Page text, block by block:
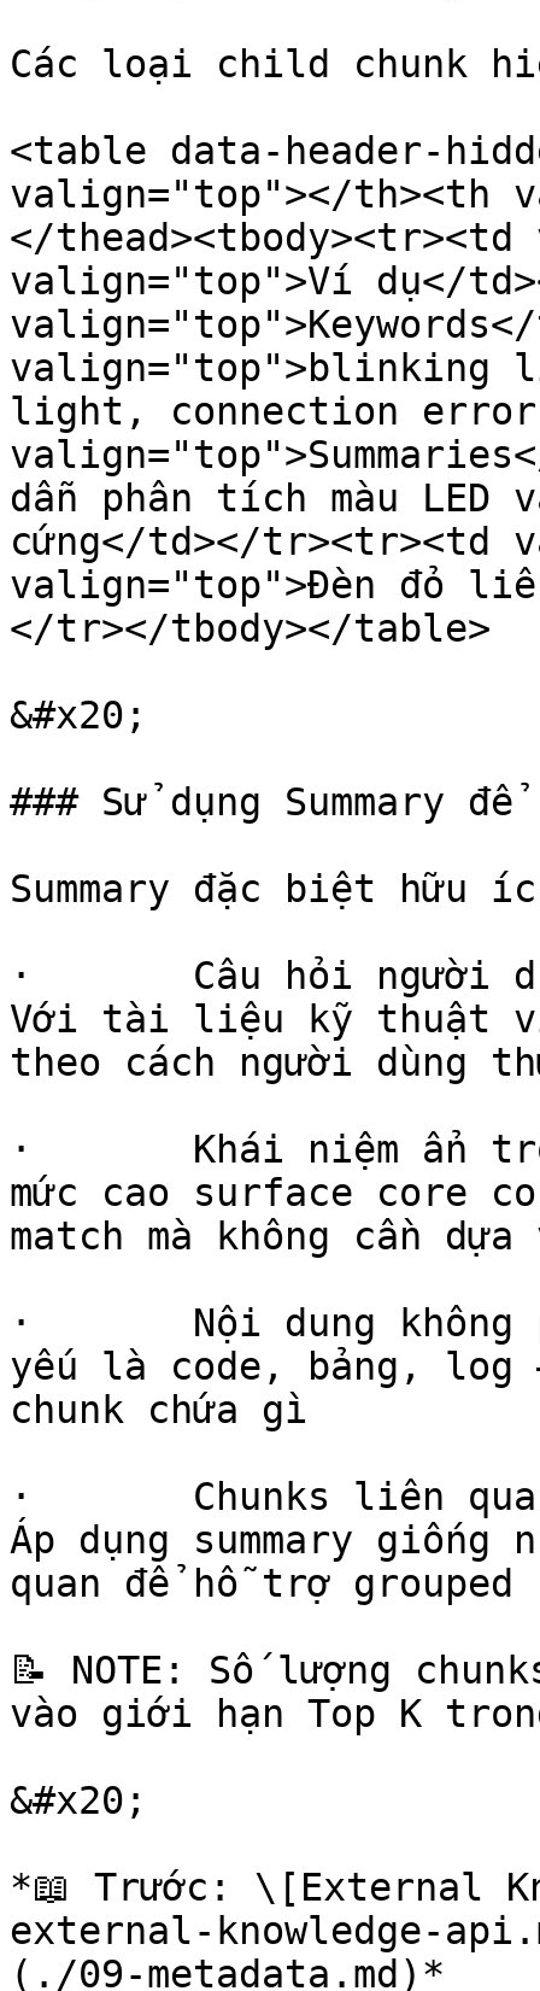
Các loại child chunk
<table data-header-
valign="top"></th><th
</
valign="top">Ví dụ</
valign="top">blinking
light, connection
dẫn phân tích màu LED
cứng</td></tr><tr><td
valign="top">Đèn đỏ
</tr></tbody></table>
&#x20;
### Sử dụng Summary
Summary đặc biệt hữu
·       Câu hỏi người
Với tài liệu kỹ thuật
theo cách người dùng
·       Khái niệm ẩn
mức cao surface core
match mà không cần
·       Nội dung không
yếu là code, bảng, log
chunk chứa gì
·       Chunks liên
Áp dụng summary
quan để hỗ trợ
📝 NOTE: Số lượng
vào giới hạn Top K
&#x20;
*📖 Trước: \[External
external-knowledge-